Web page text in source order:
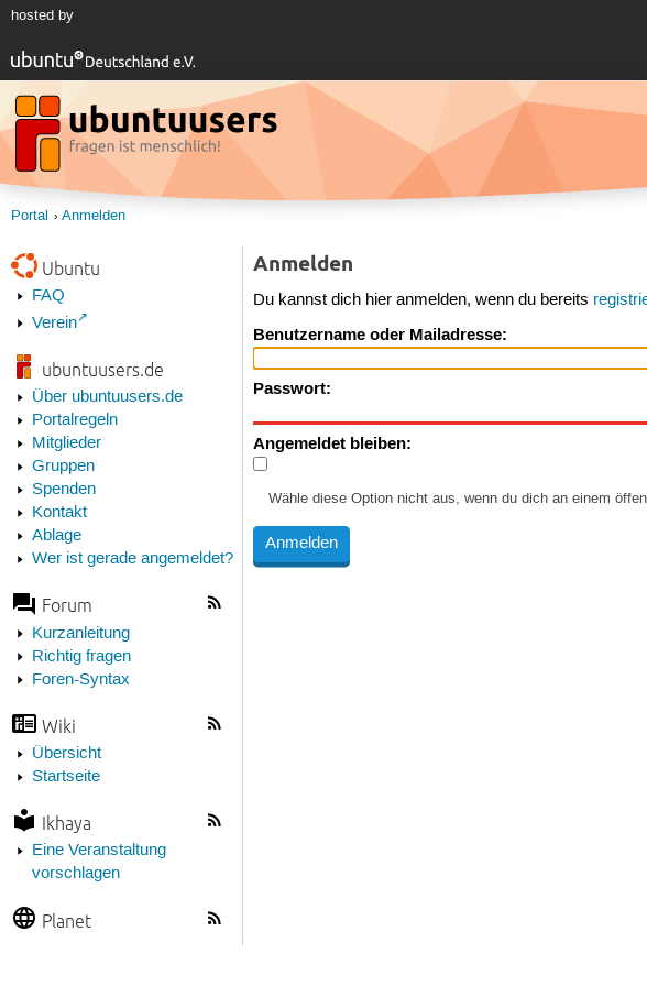
hosted by
Portal Anmelden
Ubuntu
FAQ
Verein
ubuntuusers.de
Über ubuntuusers.de
Portalregeln
Mitglieder
Gruppen
Spenden
Kontakt
Ablage
Wer ist gerade angemeldet?
Forum
Kurzanleitung
Richtig fragen
Foren-Syntax
Wiki
Übersicht
Startseite
Ikhaya
Eine Veranstaltung
vorschlagen
Planet
Anmelden
Du kannst dich hier anmelden, wenn du bereits
Benutzername oder Mailadresse:
Passwort:
Angemeldet bleiben:
Wähle diese Option nicht aus, wenn du dich an einem